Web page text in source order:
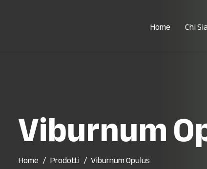
Home Chi
Viburnum
Home Prodotti Viburnum Opulus